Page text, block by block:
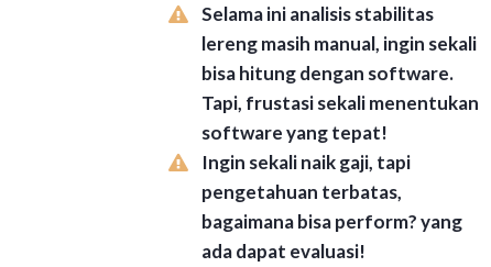
Selama ini analisis stabilitas
lereng masih manual, ingin sekali
bisa hitung dengan software.
Tapi, frustasi sekali menentukan
software yang tepat!
Ingin sekali naik gaji, tapi
pengetahuan terbatas,
bagaimana bisa perform? yang
ada dapat evaluasi!